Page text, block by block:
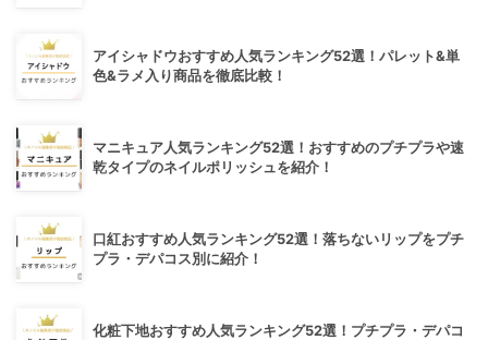
アイシャドウおすすめ人気ランキング52選！パレット&単
色&ラメ入り商品を徹底比較！
マニキュア人気ランキング52選！おすすめのプチプラや速
乾タイプのネイルポリッシュを紹介！
口紅おすすめ人気ランキング52選！落ちないリップをプチ
プラ・デパコス別に紹介！
化粧下地おすすめ人気ランキング52選！プチプラ・デパコ